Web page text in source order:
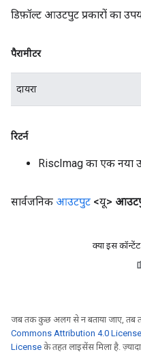
डिफ़ॉल्ट आउटपुट प्रकारों का
पैरामीटर
दायरा
रिटर्न
RiscImag का एक नया
सार्वजनिक आउटपुट <यू>
क्या इस
जब तक कुछ अलग से न बताया जाए, तब
Commons Attribution 4.0 License
License के तहत लाइसेंस मिला है.